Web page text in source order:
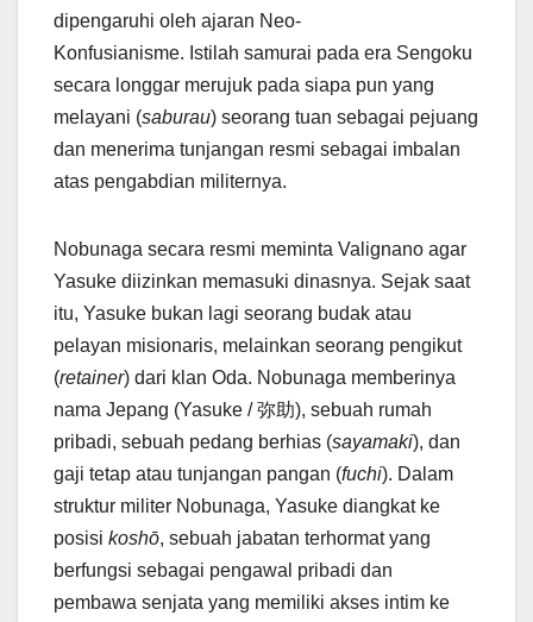
dipengaruhi oleh ajaran Neo-
Konfusianisme. Istilah samurai pada era Sengoku
secara longgar merujuk pada siapa pun yang
melayani (saburau) seorang tuan sebagai pejuang
dan menerima tunjangan resmi sebagai imbalan
atas pengabdian militernya.
Nobunaga secara resmi meminta Valignano agar
Yasuke diizinkan memasuki dinasnya. Sejak saat
itu, Yasuke bukan lagi seorang budak atau
pelayan misionaris, melainkan seorang pengikut
(retainer) dari klan Oda. Nobunaga memberinya
nama Jepang (Yasuke / 弥助), sebuah rumah
pribadi, sebuah pedang berhias (sayamaki), dan
gaji tetap atau tunjangan pangan (fuchi). Dalam
struktur militer Nobunaga, Yasuke diangkat ke
posisi koshō, sebuah jabatan terhormat yang
berfungsi sebagai pengawal pribadi dan
pembawa senjata yang memiliki akses intim ke